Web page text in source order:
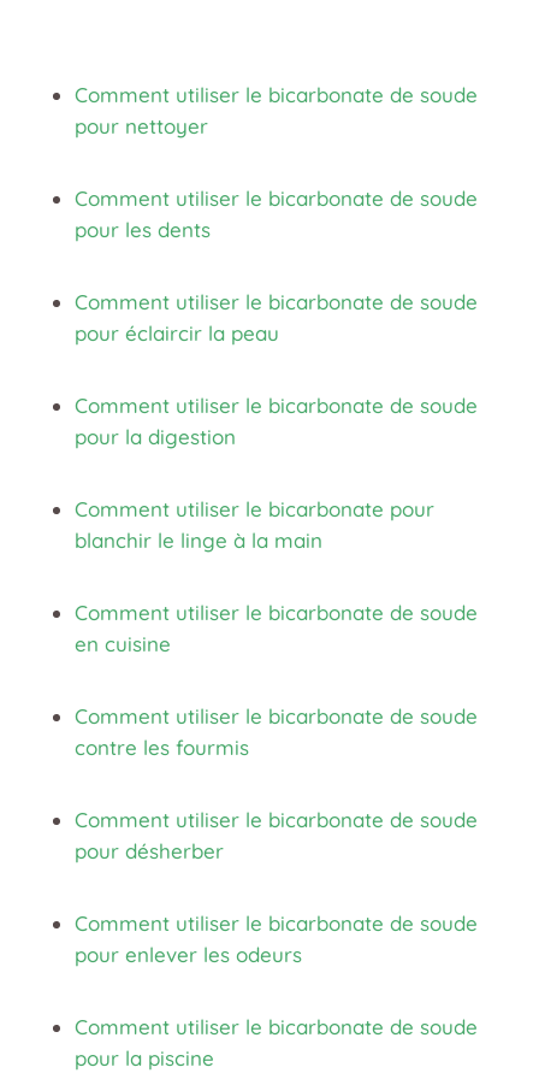
Comment utiliser le bicarbonate de soude
pour nettoyer
Comment utiliser le bicarbonate de soude
pour les dents
Comment utiliser le bicarbonate de soude
pour éclaircir la peau
Comment utiliser le bicarbonate de soude
pour la digestion
Comment utiliser le bicarbonate pour
blanchir le linge à la main
Comment utiliser le bicarbonate de soude
en cuisine
Comment utiliser le bicarbonate de soude
contre les fourmis
Comment utiliser le bicarbonate de soude
pour désherber
Comment utiliser le bicarbonate de soude
pour enlever les odeurs
Comment utiliser le bicarbonate de soude
pour la piscine